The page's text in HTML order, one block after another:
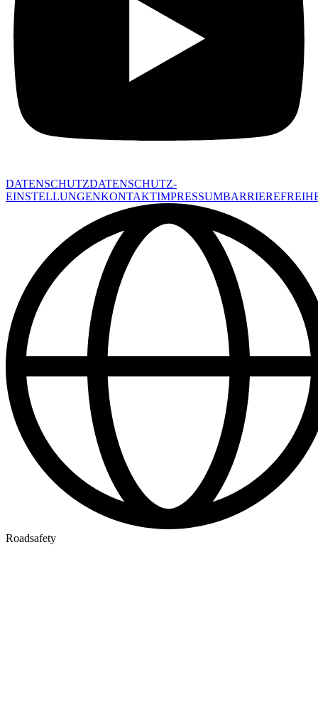
DATENSCHUTZDATENSCHUTZ-
EINSTELLUNGENKONTAKTIMPRESSUM
Roadsafety